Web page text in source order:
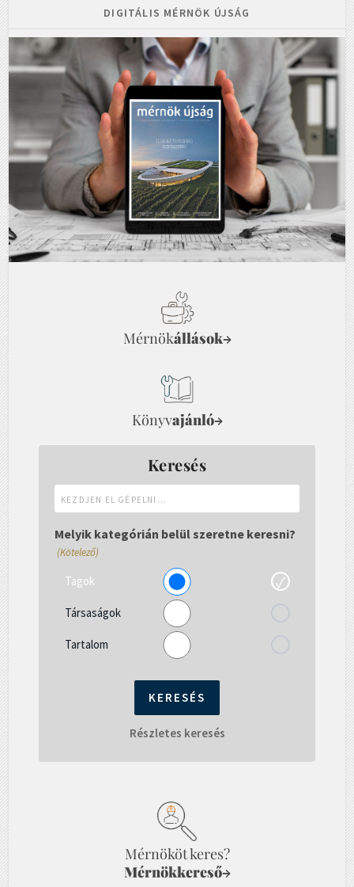
DIGITÁLIS MÉRNÖK ÚJSÁG
Mérnökállások→
Könyvajánló→
Keresés
el
gépelni...
Melyik kategórián belül szeretne keresni?
(Kötelező)
Tagok
Társaságok
Tartalom
Részletes keresés
Mérnököt keres?
Mérnökkereső→